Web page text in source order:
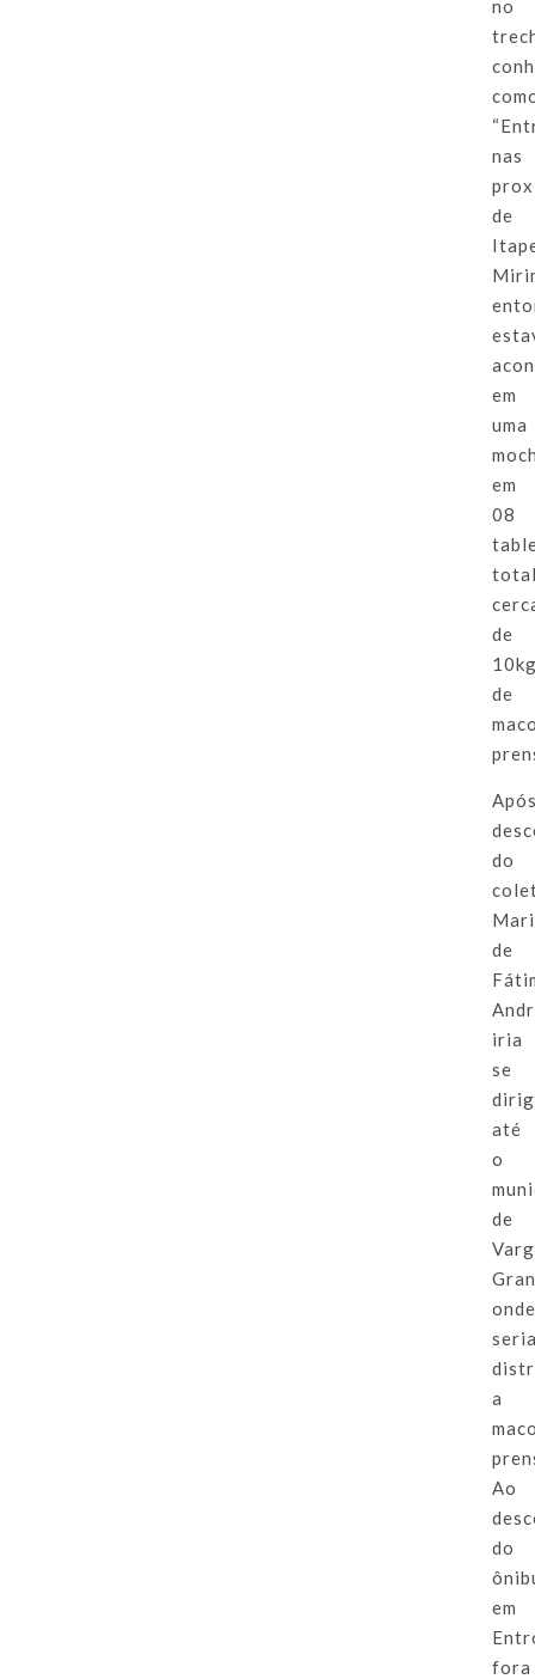
no
nas
de
em
uma
em
08
de
de
do
de
iria
se
até
o
de
a
Ao
do
em
fora